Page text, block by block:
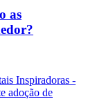
as
Inspiradoras -
adoção de